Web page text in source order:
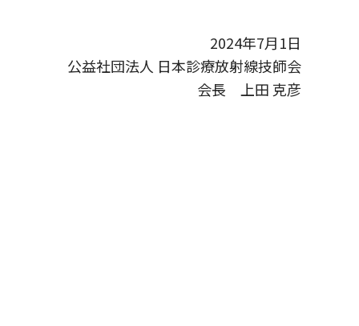
2024年7月1日
公益社団法人 日本診療放射線技師会
会長 上田 克彦